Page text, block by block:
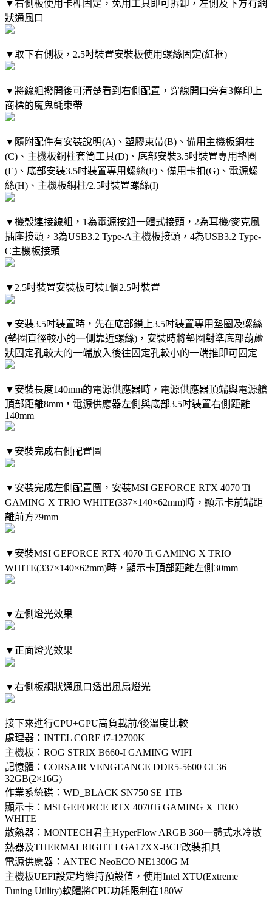
▼右側板使用卡榫固定，免用工具即可拆卸，左側及下方有網
狀通風口
▼取下右側板，2.5吋裝置安裝板使用螺絲固定(紅框)
▼將線組撥開後可清楚看到右側配置，穿線開口旁有3條印上
商標的魔鬼氈束帶
▼隨附配件有安裝說明(A)、塑膠束帶(B)、備用主機板銅柱
(C)、主機板銅柱套筒工具(D)、底部安裝3.5吋裝置專用墊圈
(E)、底部安裝3.5吋裝置專用螺絲(F)、備用卡扣(G)、電源螺
絲(H)、主機板銅柱/2.5吋裝置螺絲(I)
▼機殼連接線組，1為電源按鈕一體式接頭，2為耳機/麥克風
插座接頭，3為USB3.2 Type-A主機板接頭，4為USB3.2 Type-
C主機板接頭
▼2.5吋裝置安裝板可裝1個2.5吋裝置
▼安裝3.5吋裝置時，先在底部鎖上3.5吋裝置專用墊圈及螺絲
(墊圈直徑較小的一側靠近螺絲)，安裝時將墊圈對準底部葫蘆
狀固定孔較大的一端放入後往固定孔較小的一端推即可固定
▼安裝長度140mm的電源供應器時，電源供應器頂端與電源艙
頂部距離8mm，電源供應器左側與底部3.5吋裝置右側距離
140mm
▼安裝完成右側配置圖
▼安裝完成左側配置圖，安裝MSI GEFORCE RTX 4070 Ti
GAMING X TRIO WHITE(337×140×62mm)時，顯示卡前端距
離前方79mm
▼安裝MSI GEFORCE RTX 4070 Ti GAMING X TRIO
WHITE(337×140×62mm)時，顯示卡頂部距離左側30mm
▼左側燈光效果
▼正面燈光效果
▼右側板網狀通風口透出風扇燈光
接下來進行CPU+GPU高負載前/後溫度比較
處理器：INTEL CORE i7-12700K
主機板：ROG STRIX B660-I GAMING WIFI
記憶體：CORSAIR VENGEANCE DDR5-5600 CL36
32GB(2×16G)
作業系統碟：WD_BLACK SN750 SE 1TB
顯示卡：MSI GEFORCE RTX 4070Ti GAMING X TRIO
WHITE
散熱器：MONTECH君主HyperFlow ARGB 360一體式水冷散
熱器及THERMALRIGHT LGA17XX-BCF改裝扣具
電源供應器：ANTEC NeoECO NE1300G M
主機板UEFI設定均維持預設值，使用Intel XTU(Extreme
Tuning Utility)軟體將CPU功耗限制在180W